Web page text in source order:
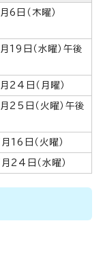
6日（木曜）
19日（水曜）午後
24日（月曜）
25日（火曜）午後
16日（火曜）
24日（水曜）